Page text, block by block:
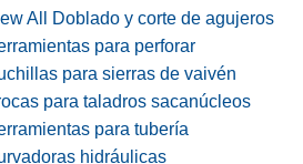
All Doblado y corte de agujeros
para perforar
para sierras de vaivén
para taladros sacanúcleos
para tubería
hidráulicas